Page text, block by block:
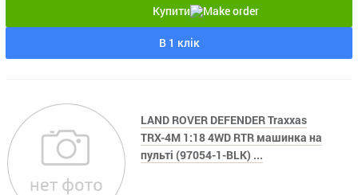
Купити
В 1 клік
LAND ROVER DEFENDER Traxxas
TRX-4M 1:18 4WD RTR машинка на
пульті (97054-1-BLK) ...